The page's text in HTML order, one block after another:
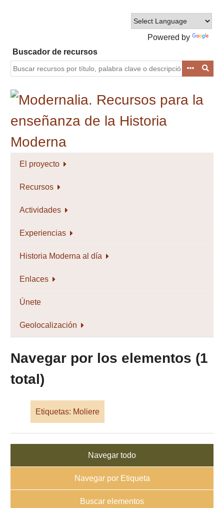
Powered by
Buscador de recursos
El proyecto
Recursos
Actividades
Experiencias
Historia Moderna al día
Enlaces
Únete
Geolocalización
Navegar por los elementos (1
total)
Etiquetas: Moliere
Navegar todo
Navegar por Etiqueta
Buscar elementos